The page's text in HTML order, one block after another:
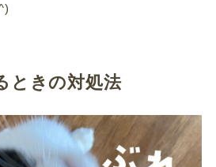
ときの対処法